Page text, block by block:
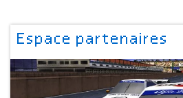
Espace partenaires